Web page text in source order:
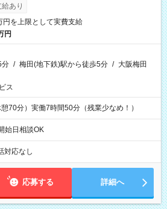
あり
円を上限として実費支給
円
分 / 梅田(地下鉄)駅から徒歩5分 / 大阪梅田
ス
70分）実働7時間50分（残業少なめ！）
日相談OK
対応なし
応募する 詳細へ